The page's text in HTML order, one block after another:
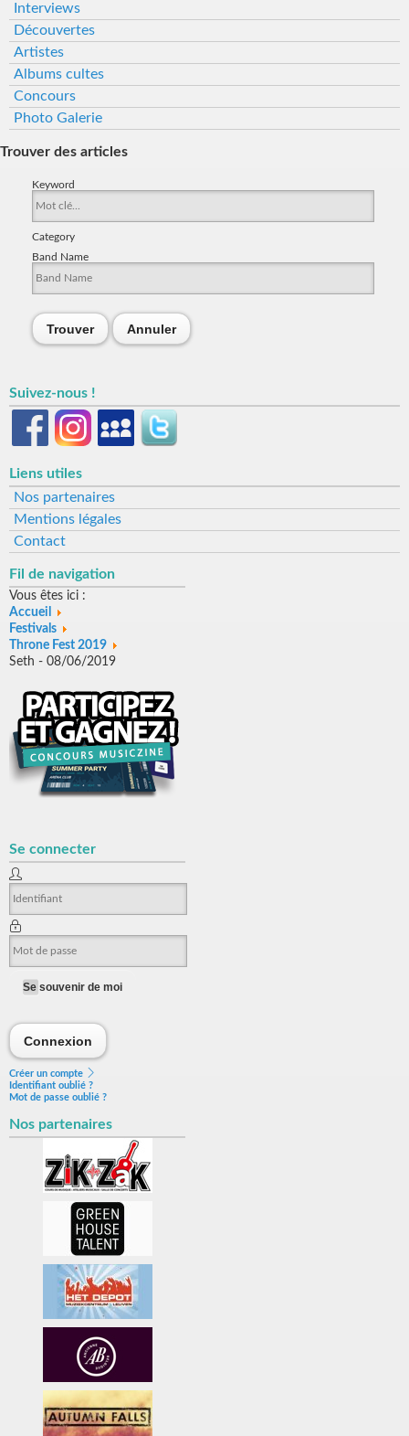
Interviews
Découvertes
Artistes
Albums cultes
Concours
Photo Galerie
Trouver des articles
Keyword
Category
Band Name
Trouver Annuler
Suivez-nous !
Liens utiles
Nos partenaires
Mentions légales
Contact
Fil de navigation
Vous êtes ici :
Accueil
Festivals
Throne Fest 2019
Seth - 08/06/2019
Se connecter
Se souvenir de moi
Connexion
Créer un compte
Identifiant oublié ?
Mot de passe oublié ?
Nos partenaires